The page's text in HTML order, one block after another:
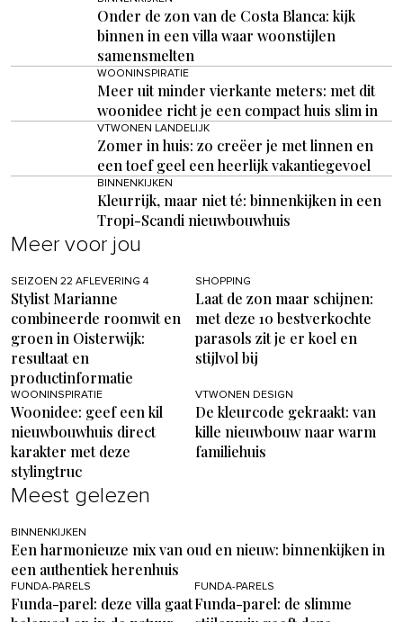
Onder de zon van de Costa Blanca: kijk
binnen in een villa waar woonstijlen
samensmelten
WOONINSPIRATIE
Meer uit minder vierkante meters: met dit
woonidee richt je een compact huis slim in
VTWONEN LANDELIJK
Zomer in huis: zo creëer je met linnen en
een toef geel een heerlijk vakantiegevoel
BINNENKIJKEN
Kleurrijk, maar niet té: binnenkijken in een
Tropi-Scandi nieuwbouwhuis
Meer voor jou
SEIZOEN 22 AFLEVERING 4
Stylist Marianne
combineerde roomwit en
groen in Oisterwijk:
resultaat en
productinformatie
SHOPPING
Laat de zon maar schijnen:
met deze 10 bestverkochte
parasols zit je er koel en
stijlvol bij
WOONINSPIRATIE
Woonidee: geef een kil
nieuwbouwhuis direct
karakter met deze
stylingtruc
VTWONEN DESIGN
De kleurcode gekraakt: van
kille nieuwbouw naar warm
familiehuis
Meest gelezen
BINNENKIJKEN
Een harmonieuze mix van oud en nieuw: binnenkijken in
een authentiek herenhuis
FUNDA-PARELS
Funda-parel: deze villa gaat
FUNDA-PARELS
Funda-parel: de slimme